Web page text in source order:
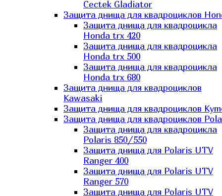
Cectek Gladiator
Защита днища для квадроциклов
Защита днища для квадроцикла
Honda trx 420
Защита днища для квадроцикла
Honda trx 500
Защита днища для квадроцикла
Honda trx 680
Защита днища для квадроциклов
Kawasaki
Защита днища для квадроциклов
Защита днища для квадроциклов
Защита днища для квадроцикла
Polaris 850/550
Защита днища для Polaris UTV
Ranger 400
Защита днища для Polaris UTV
Ranger 570
Защита днища для Polaris UTV